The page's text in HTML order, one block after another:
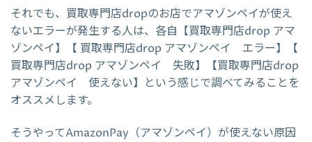
それでも、買取専門店dropのお店でアマゾンペイが使え
ないエラーが発生する人は、各自【買取専門店drop アマ
ゾンペイ】【 買取専門店drop アマゾンペイ エラー】【
買取専門店drop アマゾンペイ 失敗】【買取専門店drop
アマゾンペイ 使えない】という感じで調べてみることを
オススメします。
そうやってAmazonPay（アマゾンペイ）が使えない原因